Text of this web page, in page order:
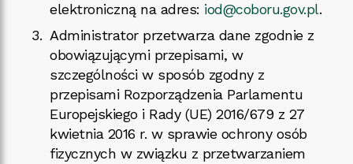
elektroniczną na adres: iod@coboru.gov.pl.
Administrator przetwarza dane zgodnie z
obowiązującymi przepisami, w
szczególności w sposób zgodny z
przepisami Rozporządzenia Parlamentu
Europejskiego i Rady (UE) 2016/679 z 27
kwietnia 2016 r. w sprawie ochrony osób
fizycznych w związku z przetwarzaniem